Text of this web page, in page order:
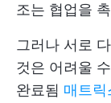
조는 협업을
그러나 서로
것은 어려울
완료됨 매트릭